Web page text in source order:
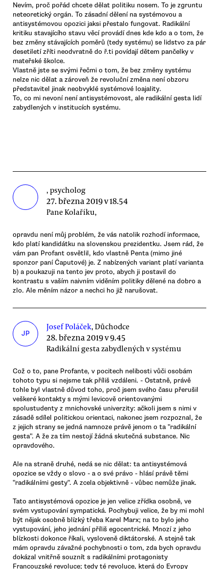
Nevím, proč pořád chcete dělat politiku nosem. To je zgruntu
neteoretický orgán. To zásadní dělení na systémovou a
antisystémovou opozici jaksi přestalo fungovat. Radikální
kritiku stavajícího stavu věcí provádí dnes kde kdo a o tom, že
bez změny stávajících poměrů (tedy systému) se lidstvo za pár
desetiletí zříti neodvratně do ř.ti povídají dětem pančelky v
mateřské školce.
Vlastně jste se svými řečmi o tom, že bez změny systému
nelze nic dělat a zároveň že revoluční změna není obzoru
představitel jinak neobvyklé systémové loajality.
To, co mi nevoní není antisystémovost, ale radikální gesta lidí
zabydlených v institucích systému.
, psycholog
27. března 2019 v 18.54
Pane Kolaříku,
opravdu není můj problém, že vás natolik rozhodí informace,
kdo platí kandidátku na slovenskou prezidentku. Jsem rád, že
vám pan Profant osvětlil, kdo vlastně Penta (mimo jiné
sponzor paní Čaputové) je. Z nabízených variant platí varianta
b) a poukazuji na tento jev proto, abych ji postavil do
kontrastu s vaším naivním viděním politiky dělené na dobro a
zlo. Ale měním názor a nechci ho již narušovat.
JP
Josef Poláček, Důchodce
28. března 2019 v 9.45
Radikální gesta zabydlených v systému
Což o to, pane Profante, v pocitech nelibosti vůči osobám
tohoto typu si nejsme tak příliš vzdáleni. - Ostatně, právě
tohle byl vlastně důvod toho, proč jsem svého času přerušil
veškeré kontakty s mými levicově orientovanými
spolustudenty z mnichovské univerzity: ačkoli jsem s nimi v
zásadě sdílel politickou orientaci, nakonec jsem rozpoznal, že
z jejich strany se jedná namnoze právě jenom o ta "radikální
gesta". A že za tím nestojí žádná skutečná substance. Nic
opravdového.
Ale na straně druhé, nedá se nic dělat: ta antisystémová
opozice se vždy o slovo - a o své právo - hlásí právě těmi
"radikálními gesty". A zcela objektivně - vůbec nemůže jinak.
Tato antisystémová opozice je jen velice zřídka osobně, ve
svém vystupování sympatická. Pochybuji velice, že by mi mohl
být nějak osobně blízký třeba Karel Marx; na to bylo jeho
vystupování, jeho jednání příliš egocentrické. Mnozí z jeho
blízkosti dokonce říkali, vysloveně diktátorské. A stejně tak
mám opravdu závažné pochybnosti o tom, zda bych opravdu
dokázal vnitřně souznít s radikálními protagonisty
Francouzské revoluce; tedy té revoluce, která do Evropy